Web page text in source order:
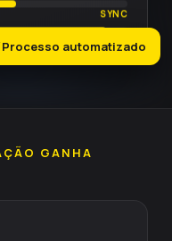
SYNC
Processo automatizado
GANHA